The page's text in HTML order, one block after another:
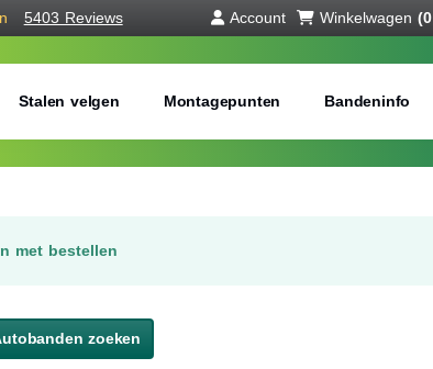
5403 Reviews Account Winkelwagen
Stalen velgen Montagepunten Bandeninfo
met bestellen
zoeken